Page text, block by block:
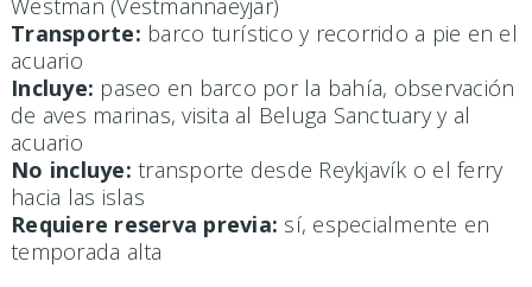
Westman (Vestmannaeyjar)
Transporte: barco turístico y recorrido a pie en el
acuario
Incluye: paseo en barco por la bahía, observación
de aves marinas, visita al Beluga Sanctuary y al
acuario
No incluye: transporte desde Reykjavík o el ferry
hacia las islas
Requiere reserva previa: sí, especialmente en
temporada alta